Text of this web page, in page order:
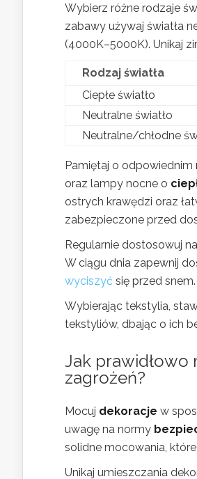
Wybierz różne rodzaje
zabawy używaj światła
(4000K–5000K). Unikaj
Rodzaj światła
Ciepłe światło
Neutralne światło
Neutralne/chłodne
Pamiętaj o odpowiednim
oraz lampy nocne o
ostrych krawędzi oraz
zabezpieczone przed
Regularnie dostosowuj
W ciągu dnia zapewnij
wyciszyć się przed snem.
Wybierając tekstylia,
tekstyliów, dbając o ich
Jak prawidłowo
zagrożeń?
Mocuj dekoracje w
uwagę na normy
solidne mocowania,
Unikaj umieszczania